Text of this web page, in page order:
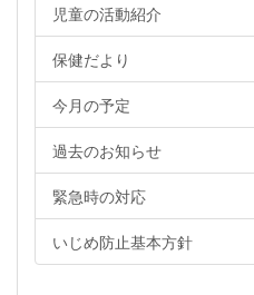
児童の活動紹介
保健だより
今月の予定
過去のお知らせ
緊急時の対応
いじめ防止基本方針